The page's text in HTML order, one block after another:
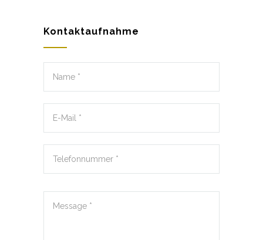
Kontaktaufnahme